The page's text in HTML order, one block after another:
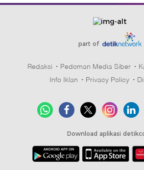
part of
Redaksi Pedoman Media Siber
Info Iklan
Privacy Policy
Download aplikasi